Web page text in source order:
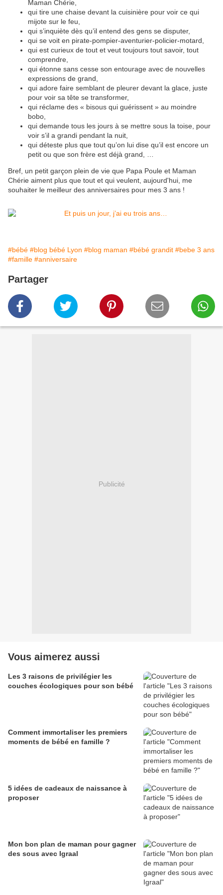
Maman Chérie,
qui tire une chaise devant la cuisinière pour voir ce qui
mijote sur le feu,
qui s’inquiète dès qu’il entend des gens se disputer,
qui se voit en pirate-pompier-aventurier-policier-motard,
qui est curieux de tout et veut toujours tout savoir, tout
comprendre,
qui étonne sans cesse son entourage avec de nouvelles
expressions de grand,
qui adore faire semblant de pleurer devant la glace, juste
pour voir sa tête se transformer,
qui réclame des « bisous qui guérissent » au moindre
bobo,
qui demande tous les jours à se mettre sous la toise, pour
voir s’il a grandi pendant la nuit,
qui déteste plus que tout qu’on lui dise qu’il est encore un
petit ou que son frère est déjà grand, …
Bref, un petit garçon plein de vie que Papa Poule et Maman
Chérie aiment plus que tout et qui veulent, aujourd'hui, me
souhaiter le meilleur des anniversaires pour mes 3 ans !
#bébé #blog bébé Lyon #blog maman #bébé grandit #bebe 3 ans
#famille #anniversaire
Partager
Publicité
Vous aimerez aussi
Les 3 raisons de privilégier les
couches écologiques pour son bébé
Comment immortaliser les premiers
moments de bébé en famille ?
5 idées de cadeaux de naissance à
proposer
Mon bon plan de maman pour gagner
des sous avec Igraal